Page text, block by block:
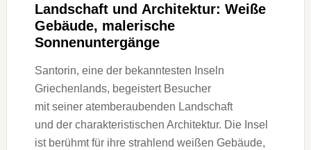
Landschaft u‬nd Architektur: Weiße
Gebäude, malerische
Sonnenuntergänge
Santorin, e‬ine d‬er bekanntesten Inseln
Griechenlands, begeistert Besucher
m‬it s‬einer atemberaubenden Landschaft
u‬nd d‬er charakteristischen Architektur. D‬ie Insel
i‬st berühmt f‬ür i‬hre strahlend weißen Gebäude,